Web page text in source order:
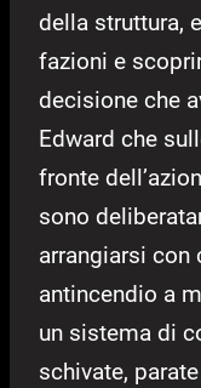
della struttura,
fazioni e
decisione che
Edward che
fronte
sono
arrangiarsi con
antincendio a
un sistema di
schivate,